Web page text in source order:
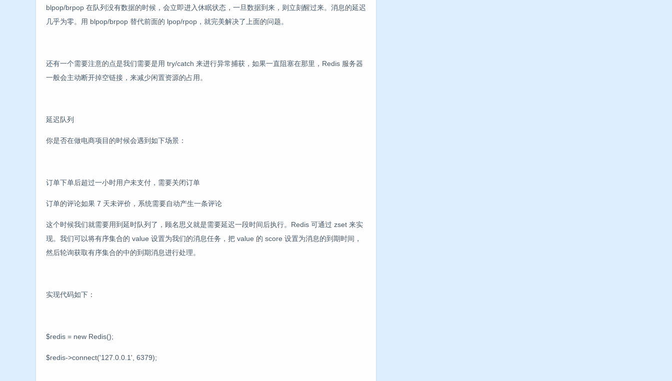
blpop/brpop 在队列没有数据的时候，会立即进入休眠状态，一旦数据到来，则立刻醒过来。消息的延迟
几乎为零。用 blpop/brpop 替代前面的 lpop/rpop，就完美解决了上面的问题。
还有一个需要注意的点是我们需要是用 try/catch 来进行异常捕获，如果一直阻塞在那里，Redis 服务器
一般会主动断开掉空链接，来减少闲置资源的占用。
延迟队列
你是否在做电商项目的时候会遇到如下场景：
订单下单后超过一小时用户未支付，需要关闭订单
订单的评论如果 7 天未评价，系统需要自动产生一条评论
这个时候我们就需要用到延时队列了，顾名思义就是需要延迟一段时间后执行。Redis 可通过 zset 来实
现。我们可以将有序集合的 value 设置为我们的消息任务，把 value 的 score 设置为消息的到期时间，
然后轮询获取有序集合的中的到期消息进行处理。
实现代码如下：
$redis = new Redis();
$redis->connect('127.0.0.1', 6379);